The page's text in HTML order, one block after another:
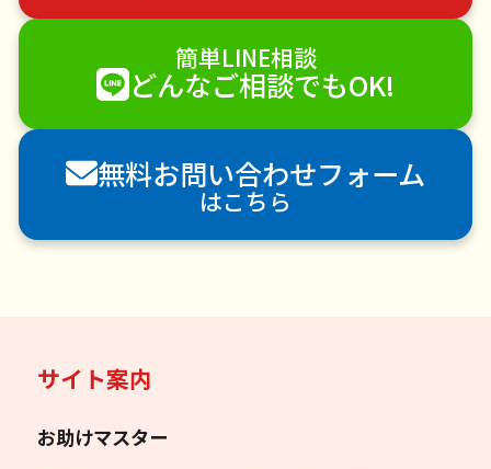
エアコンクリーニング
DIY・日曜大工
ハウスクリーニング
雪かき・雪下ろし
襖（ふすま）の張替え
空き家管理
各種代行
害獣駆除
防草シート施工
ナメクジ駆除
害虫駆除
簡単LINE相談
どんなご相談でもOK!
無料お問い合わせフォーム
はこちら
サイト案内
お助けマスター